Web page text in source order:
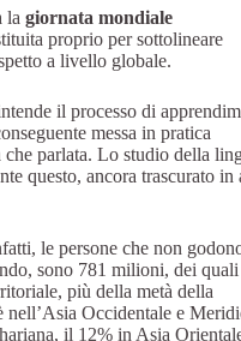
la giornata mondiale
proprio per sottolineare
a livello globale.
il processo di
messa in pratica
parlata. Lo studio della
questo, ancora trascurato in
le persone che non
sono 781 milioni, dei
più della metà della
nell’Asia Occidentale e
il 12% in Asia